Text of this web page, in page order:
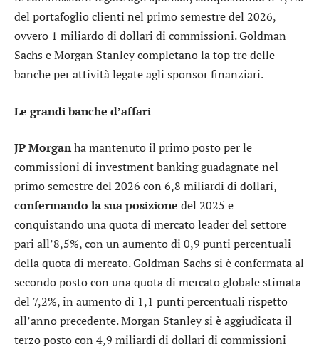
del portafoglio clienti nel primo semestre del 2026,
ovvero 1 miliardo di dollari di commissioni.Goldman
Sachs eMorgan Stanleycompletano la top tre delle
banche per attività legate agli sponsor finanziari.
Le grandi banche d’affari
JP Morganha mantenuto il primo posto per le
commissioni di investment banking guadagnate nel
primo semestre del 2026 con 6,8 miliardi di dollari,
confermando la sua posizione del 2025 e
conquistando una quota di mercato leader del settore
pari all’8,5%, con un aumento di 0,9 punti percentuali
della quota di mercato. Goldman Sachs si è confermata al
secondo posto con una quota di mercato globale stimata
del 7,2%, in aumento di 1,1 punti percentuali rispetto
all’anno precedente. Morgan Stanley si è aggiudicata il
terzo posto con 4,9 miliardi di dollari di commissioni